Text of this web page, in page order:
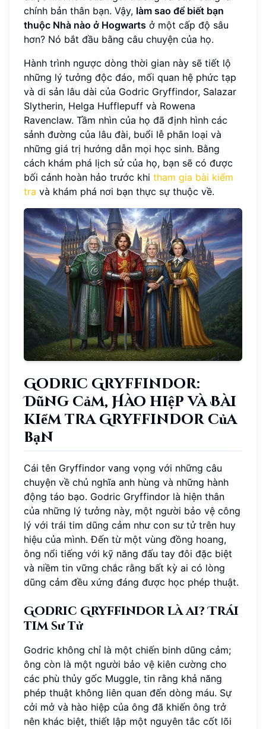
chính bản thân bạn. Vậy, làm sao để biết bạn
thuộc Nhà nào ở Hogwarts ở một cấp độ sâu
hơn? Nó bắt đầu bằng câu chuyện của họ.
Hành trình ngược dòng thời gian này sẽ tiết lộ
những lý tưởng độc đáo, mối quan hệ phức tạp
và di sản lâu dài của Godric Gryffindor, Salazar
Slytherin, Helga Hufflepuff và Rowena
Ravenclaw. Tầm nhìn của họ đã định hình các
sảnh đường của lâu đài, buổi lễ phân loại và
những giá trị hướng dẫn mọi học sinh. Bằng
cách khám phá lịch sử của họ, bạn sẽ có được
bối cảnh hoàn hảo trước khi tham gia bài kiểm
tra và khám phá nơi bạn thực sự thuộc về.
Godric Gryffindor:
Dũng cảm, Hào hiệp và Bài
kiểm tra Gryffindor của
bạn
Cái tên Gryffindor vang vọng với những câu
chuyện về chủ nghĩa anh hùng và những hành
động táo bạo. Godric Gryffindor là hiện thân
của những lý tưởng này, một người bảo vệ công
lý với trái tim dũng cảm như con sư tử trên huy
hiệu của mình. Đến từ một vùng đồng hoang,
ông nổi tiếng với kỹ năng đấu tay đôi đặc biệt
và niềm tin vững chắc rằng bất kỳ ai có lòng
dũng cảm đều xứng đáng được học phép thuật.
Godric Gryffindor là ai? Trái
tim sư tử
Godric không chỉ là một chiến binh dũng cảm;
ông còn là một người bảo vệ kiên cường cho
các phù thủy gốc Muggle, tin rằng khả năng
phép thuật không liên quan đến dòng máu. Sự
cởi mở và hào hiệp của ông đã khiến ông trở
nên khác biệt, thiết lập một nguyên tắc cốt lõi